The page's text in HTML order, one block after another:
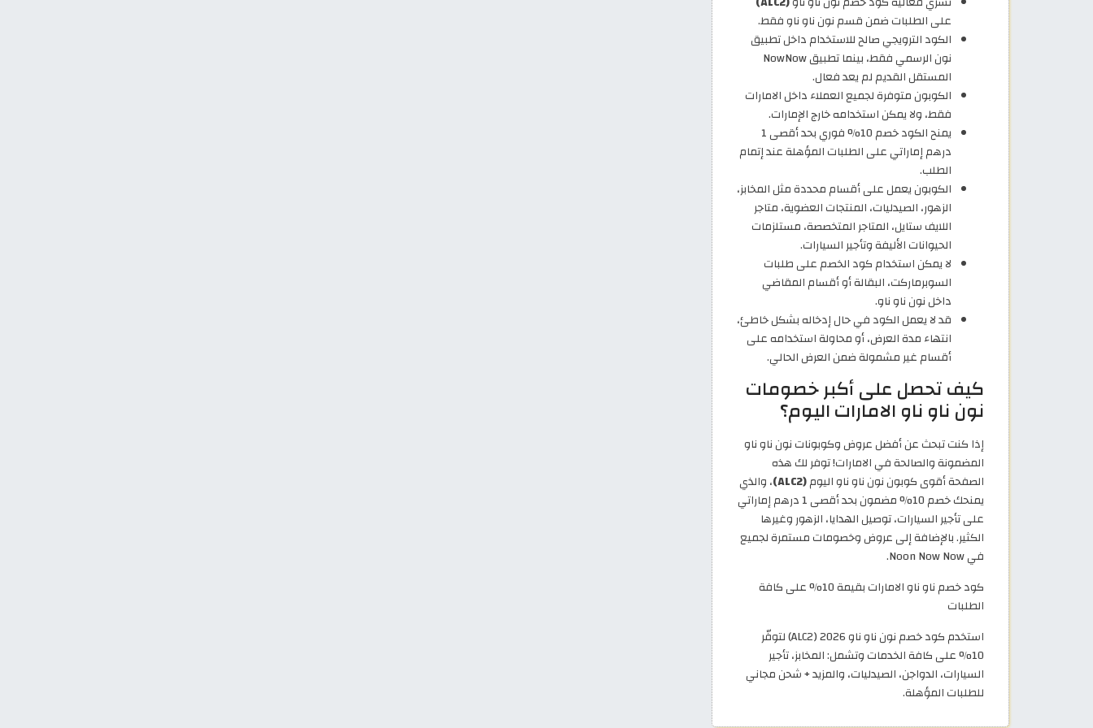
على الطلبات ضمن قسم نون ناو ناو فقط.
الكود الترويجي صالح للاستخدام داخل تطبيق
نون الرسمي فقط، بينما تطبيق NowNow
المستقل القديم لم يعد فعال.
الكوبون متوفرة لجميع العملاء داخل الامارات
فقط، ولا يمكن استخدامه خارج الإمارات.
يمنح الكود خصم 10% فوري بحد أقصى 1
درهم إماراتي على الطلبات المؤهلة عند إتمام
الطلب.
الكوبون يعمل على أقسام محددة مثل المخابز،
الزهور، الصيدليات، المنتجات العضوية، متاجر
اللايف ستايل، المتاجر المتخصصة، مستلزمات
الحيوانات الأليفة وتأجير السيارات.
لا يمكن استخدام كود الخصم على طلبات
السوبرماركت، البقالة أو أقسام المقاضي
داخل نون ناو ناو.
قد لا يعمل الكود في حال إدخاله بشكل خاطئ،
انتهاء مدة العرض، أو محاولة استخدامه على
أقسام غير مشمولة ضمن العرض الحالي.
كيف تحصل على أكبر خصومات
نون ناو ناو الامارات اليوم؟
إذا كنت تبحث عن أفضل عروض وكوبونات نون ناو ناو
المضمونة والصالحة في الامارات! توفر لك هذه
الصفحة أقوى كوبون نون ناو ناو اليوم(ALC2)
، والذي
يمنحك خصم 10% مضمون بحد أقصى 1 درهم إماراتي
على تأجير السيارات، توصيل الهدايا، الزهور وغيرها
الكثير. بالإضافة إلى عروض وخصومات مستمرة لجميع
في Noon Now Now.
كود خصم ناو ناو الامارات بقيمة 10% على كافة
الطلبات
استخدم كود خصم نون ناو ناو 2026 (ALC2) لتوفّر
10% على كافة الخدمات وتشمل: المخابز، تأجير
السيارات، الدواجن، الصيدليات، والمزيد + شحن مجاني
للطلبات المؤهلة.